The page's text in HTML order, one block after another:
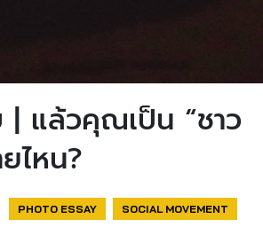
แล้วคุณเป็น “ชาว
ไหน?
PHOTO ESSAY SOCIAL MOVEMENT